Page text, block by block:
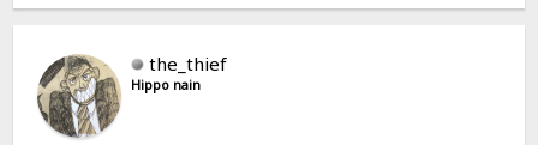
the_thief
Hippo nain